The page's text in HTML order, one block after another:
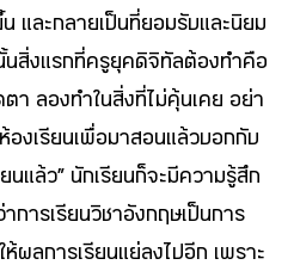
และกลายเป็นที่ยอมรับและนิยม
นสิ่งแรกที่ครูยุคดิจิทัลต้องทำคือ
ตา ลองทำในสิ่งที่ไม่คุ้นเคย อย่า
องเรียนเพื่อมาสอนแล้วบอกกับ
ยนแล้ว” นักเรียนก็จะมีความรู้สึก
การเรียนวิชาอังกฤษเป็นการ
ห้ผลการเรียนแย่ลงไปอีก เพราะ